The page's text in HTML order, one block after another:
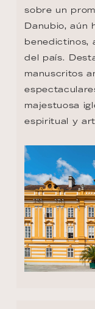
sobre un
Danubio, aún
benedictinos,
del país.
manuscritos
majestuosa
espiritual y